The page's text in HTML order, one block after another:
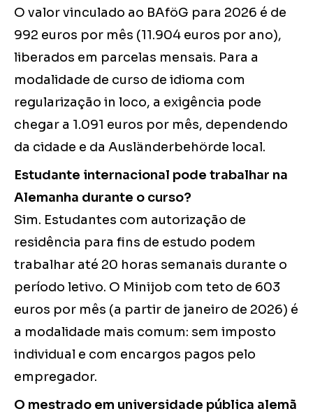
O valor vinculado ao BAföG para 2026 é de
992 euros por mês (11.904 euros por ano),
liberados em parcelas mensais. Para a
modalidade de curso de idioma com
regularização in loco, a exigência pode
chegar a 1.091 euros por mês, dependendo
da cidade e da Ausländerbehörde local.
Estudante internacional pode trabalhar na
Alemanha durante o curso?
Sim. Estudantes com autorização de
residência para fins de estudo podem
trabalhar até 20 horas semanais durante o
período letivo. O Minijob com teto de 603
euros por mês (a partir de janeiro de 2026) é
a modalidade mais comum: sem imposto
individual e com encargos pagos pelo
empregador.
O mestrado em universidade pública alemã